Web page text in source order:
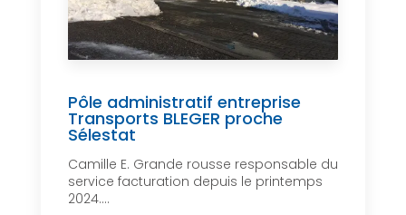
Pôle administratif entreprise
Transports BLEGER proche
Sélestat
Camille E. Grande rousse responsable du
service facturation depuis le printemps
2024....